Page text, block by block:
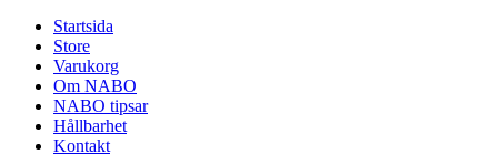
Startsida
Store
Varukorg
Om NABO
NABO tipsar
Hållbarhet
Kontakt